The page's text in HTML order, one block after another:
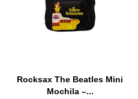
Rocksax The Beatles Mini
Mochila –...